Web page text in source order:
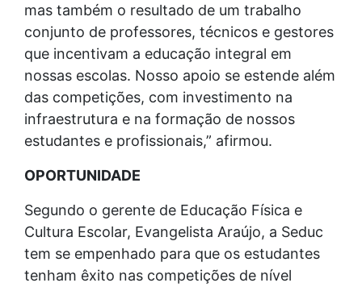
mas também o resultado de um trabalho
conjunto de professores, técnicos e gestores
que incentivam a educação integral em
nossas escolas. Nosso apoio se estende além
das competições, com investimento na
infraestrutura e na formação de nossos
estudantes e profissionais,” afirmou.
OPORTUNIDADE
Segundo o gerente de Educação Física e
Cultura Escolar, Evangelista Araújo, a Seduc
tem se empenhado para que os estudantes
tenham êxito nas competições de nível